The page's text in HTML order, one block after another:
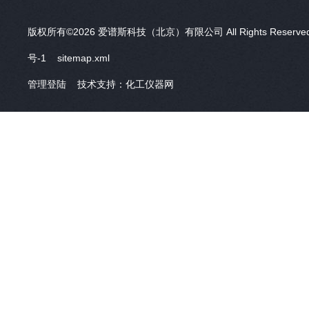
版权所有©2026 爱谱斯科技（北京）有限公司 All Rights
号-1 sitemap.xml
管理登陆 技术支持： 化工仪器网